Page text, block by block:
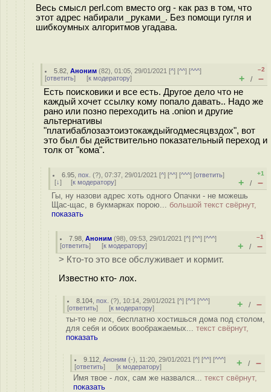
Весь смысл perl.com вместо org - как раз в том, что
этот адрес набирали _руками_. Без помощи гугля и
шибкоумных алгоритмов угадава.
5.82 ,Аноним (82), 01:05, 29/01/2021 [^] [^^] [^^^]
[ответить] [к модератору]
–2
+ / –
Есть поисковики и все есть. Другое дело что не
каждый хочет ссылку кому попало давать.. Надо же
рано или позно переходить на .onion и другие
альтернативы
"платибаблозаэтоиэтокаждыйгодмесяцвздох", вот
это был бы действительно показательный переход и
толк от "кома".
6.95 ,пох. (?), 07:37, 29/01/2021 [^] [^^] [^^^] [ответить]
[↓] [к модератору]
+1
+ / –
Гы, ну назови адрес хоть одного Опачки - не можешь
Щас-щас, в букмарках порою... большой текст свёрнут,
показать
7.98 ,Аноним (98), 09:53, 29/01/2021 [^] [^^] [^^^]
[ответить] [к модератору]
–1
+ / –
> Кто-то это все обслуживает и кормит.
Известно кто- лох.
8.104 ,пох. (?), 10:14, 29/01/2021 [^] [^^] [^^^]
[ответить] [к модератору] + / –
ты-то не лох, бесплатно хостишься дома под столом,
для себя и обоих воображаемых... текст свёрнут,
показать
9.112 ,Аноним (-), 11:20, 29/01/2021 [^] [^^] [^^^]
[ответить] [к модератору] + / –
Имя твое - лох, сам же назвался... текст свёрнут,
показать